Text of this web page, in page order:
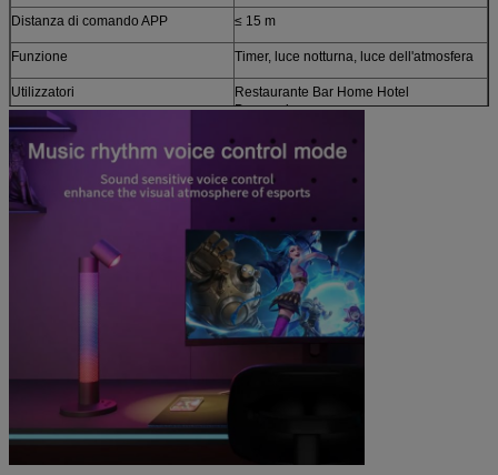
Distanza di comando APP ≤ 15 m
Funzione Timer, luce notturna, luce dell'atmosfera
Utilizzatori
Restaurante Bar Home Hotel
Decorazione